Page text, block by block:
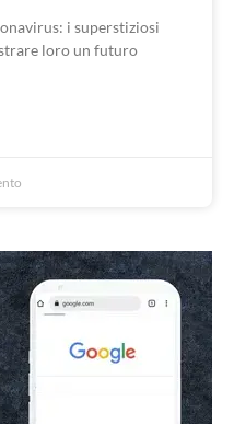
i superstiziosi
loro un futuro